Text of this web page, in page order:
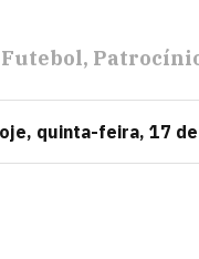
Futebol
quinta-feira, 17